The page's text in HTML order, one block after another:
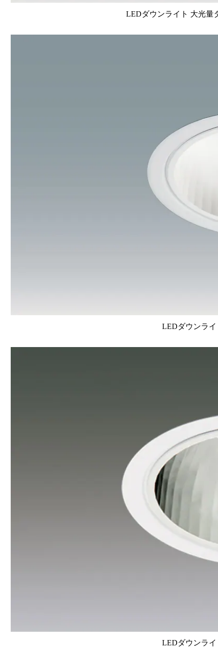
LEDダウンライト 大光量
LEDダウンラ
LEDダウンラ